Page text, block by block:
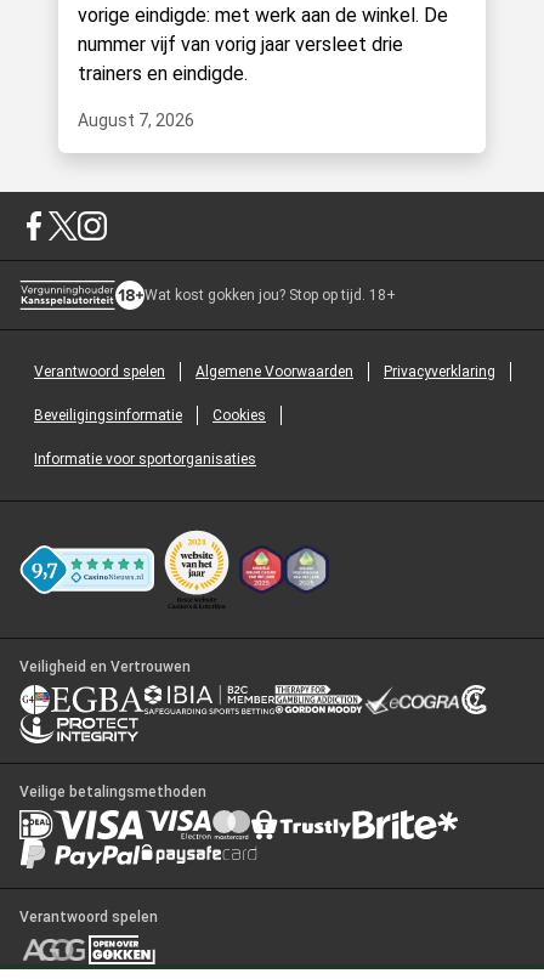
vorige eindigde: met werk aan de winkel. De
nummer vijf van vorig jaar versleet drie
trainers en eindigde.
August 7, 2026
Wat kost gokken jou? Stop op tijd. 18+
Verantwoord spelen Algemene Voorwaarden Privacyverklaring
Beveiligingsinformatie Cookies
Informatie voor sportorganisaties
Veiligheid en Vertrouwen
Veilige betalingsmethoden
Verantwoord spelen